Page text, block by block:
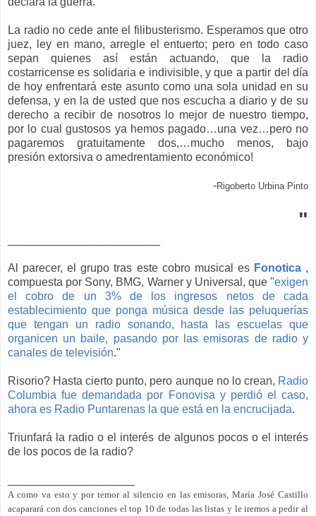
La radio no cede ante el filibusterismo. Esperamos que otro
juez, ley en mano, arregle el entuerto; pero en todo caso
sepan quienes así están actuando, que la radio
costarricense es solidaria e indivisible, y que a partir del día
de hoy enfrentará este asunto como una sola unidad en su
defensa, y en la de usted que nos escucha a diario y de su
derecho a recibir de nosotros lo mejor de nuestro tiempo,
por lo cual gustosos ya hemos pagado…una vez…pero no
pagaremos gratuitamente dos,…mucho menos, bajo
presión extorsiva o amedrentamiento económico!
-Rigoberto Urbina Pinto
"
Al parecer, el grupo tras este cobro musical es Fonotica,
compuesta por Sony, BMG, Warner y Universal, que "exigen
el cobro de un 3% de los ingresos netos de cada
establecimiento que ponga música desde las peluquerías
que tengan un radio sonando, hasta las escuelas que
organicen un baile, pasando por las emisoras de radio y
canales de televisión."
Risorio? Hasta cierto punto, pero aunque no lo crean, Radio
Columbia fue demandada por Fonovisa y perdió el caso,
ahora es Radio Puntarenas la que está en la encrucijada.
Triunfará la radio o el interés de algunos pocos o el interés
de los pocos de la radio?
A como va esto y por temor al silencio en las emisoras, María José Castillo
acaparará con dos canciones el top 10 de todas las listas y le iremos a pedir al